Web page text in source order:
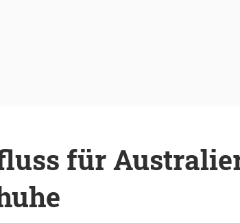
für